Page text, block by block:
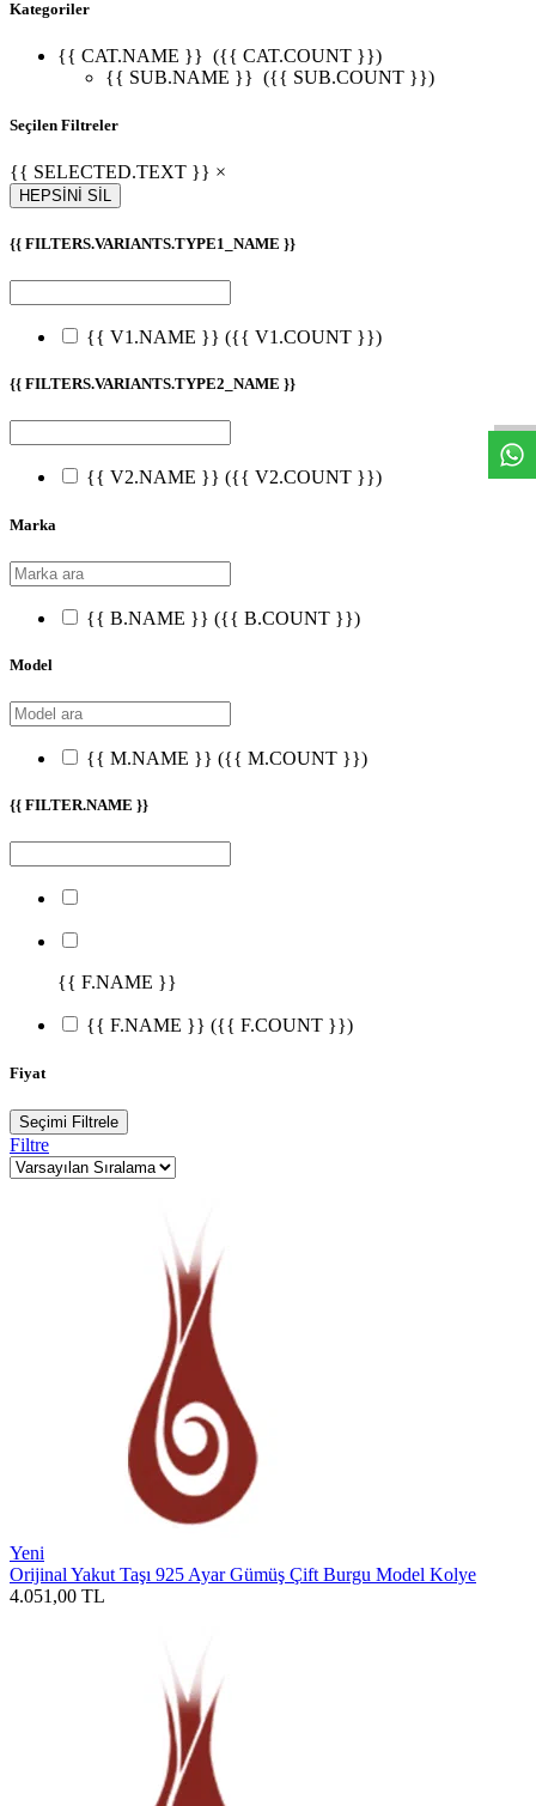
Kategoriler
{{ CAT.NAME }} ({{ CAT.COUNT }})
{{ SUB.NAME }} ({{ SUB.COUNT }})
Seçilen Filtreler
{{ SELECTED.TEXT }} ×
HEPSİNİ SİL
{{ FILTERS.VARIANTS.TYPE1_NAME }}
{{ V1.NAME }} ({{ V1.COUNT }})
{{ FILTERS.VARIANTS.TYPE2_NAME }}
{{ V2.NAME }} ({{ V2.COUNT }})
Marka
{{ B.NAME }} ({{ B.COUNT }})
Model
{{ M.NAME }} ({{ M.COUNT }})
{{ FILTER.NAME }}
{{ F.NAME }}
{{ F.NAME }} ({{ F.COUNT }})
Fiyat
Seçimi Filtrele
Filtre
Yeni
Orijinal Yakut Taşı 925 Ayar Gümüş Çift Burgu Model Kolye
4.051,00 TL